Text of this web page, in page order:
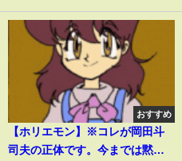
おすすめ
【ホリエモン】※コレが岡田斗
司夫の正体です。今までは黙っ